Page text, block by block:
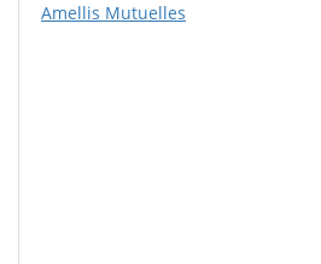
Amellis Mutuelles